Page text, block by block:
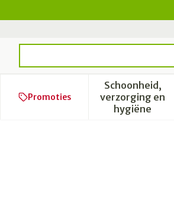
Promoties
Schoonheid,
verzorging en
hygiëne
Toon
Podartis